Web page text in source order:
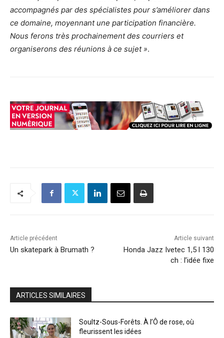
accompagnés par des spécialistes pour s’améliorer dans
ce domaine, moyennant une participation financière.
Nous ferons très prochainement des courriers et
organiserons des réunions à ce sujet ».
Article précédent
Un skatepark à Brumath ?
Article suivant
Honda Jazz Ivetec 1,5 l 130
ch : l’idée fixe
ARTICLES SIMILAIRES
Soultz-Sous-Forêts. À l’Ô de rose, où
fleurissent les idées